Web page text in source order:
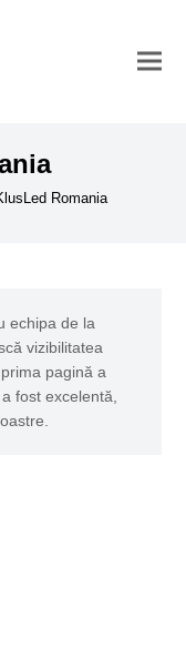
Romania
echipa de la
vizibilitatea
pagină a
fost excelentă,